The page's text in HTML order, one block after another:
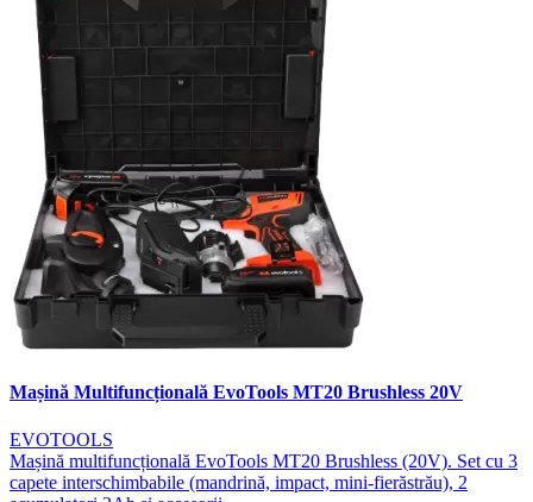
Mașină Multifuncțională EvoTools MT20 Brushless 20V
EVOTOOLS
Mașină multifuncțională EvoTools MT20 Brushless (20V). Set cu 3
capete interschimbabile (mandrină, impact, mini-fierăstrău), 2